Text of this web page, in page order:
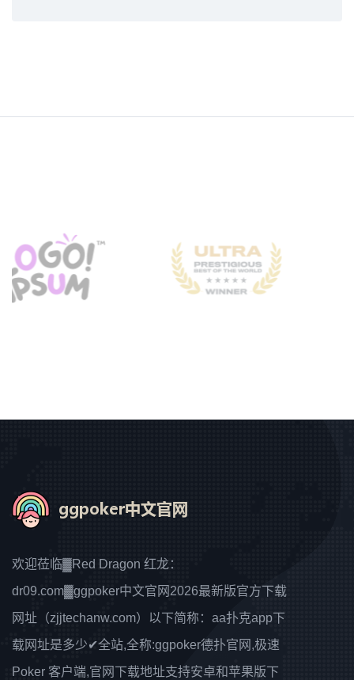
欢迎莅临▓Red Dragon 红龙：
dr09.com▓ggpoker中文官网2026最新版官方下载
网址（zjjtechanw.com）以下简称：aa扑克app下
载网址是多少✔全站,全称:ggpoker德扑官网,极速
Poker 客户端,官网下载地址支持安卓和苹果版下